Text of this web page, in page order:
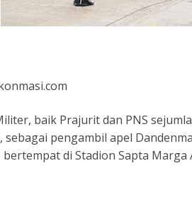
baik Prajurit dan PNS
sebagai pengambil apel
bertempat di Stadion Sapta